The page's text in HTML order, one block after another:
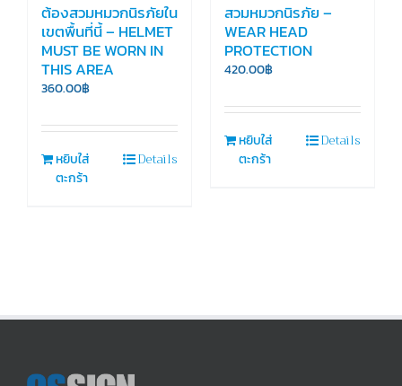
ต้องสวมหมวกนิรภัยใน
เขตพื้นที่นี้ – HELMET
MUST BE WORN IN
THIS AREA
360.00฿
หยิบใส่
ตะกร้า
Details
สวมหมวกนิรภัย –
WEAR HEAD
PROTECTION
420.00฿
หยิบใส่
ตะกร้า
Details